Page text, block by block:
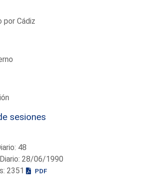
por Cádiz
sesiones
48
28/06/1990
2351
PDF